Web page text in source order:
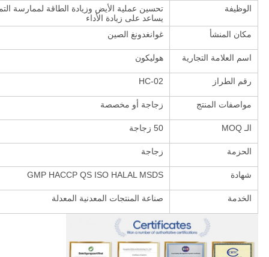
الوظيفة
تحسين عملية الأيض وزيادة الطاقة لممارسة
يساعد على زيادة الأداء
مكان المنشأ
غوانغدونغ الصين
اسم العلامة التجارية هوليكون
رقم الطراز HC-02
مواصفات المنتج زجاجة أو مخصصة
الـ MOQ 50 زجاجة
الحزمة زجاجة
شهادة GMP HACCP QS ISO HALAL MSDS
الخدمة صناعة المنتجات المعدنية المعدلة